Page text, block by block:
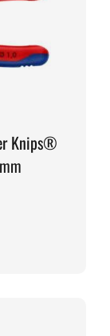
Knips®